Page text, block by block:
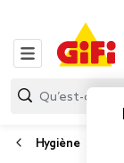
Hygiène